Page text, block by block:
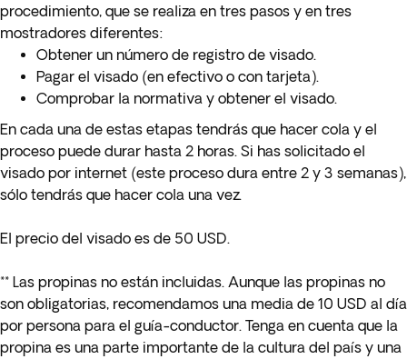
procedimiento, que se realiza en tres pasos y en tres
mostradores diferentes:
Obtener un número de registro de visado.
Pagar el visado (en efectivo o con tarjeta).
Comprobar la normativa y obtener el visado.
En cada una de estas etapas tendrás que hacer cola y el
proceso puede durar hasta 2 horas. Si has solicitado el
visado por internet (este proceso dura entre 2 y 3 semanas),
sólo tendrás que hacer cola una vez.
El precio del visado es de 50 USD.
** Las propinas no están incluidas. Aunque las propinas no
son obligatorias, recomendamos una media de 10 USD al día
por persona para el guía-conductor. Tenga en cuenta que la
propina es una parte importante de la cultura del país y una